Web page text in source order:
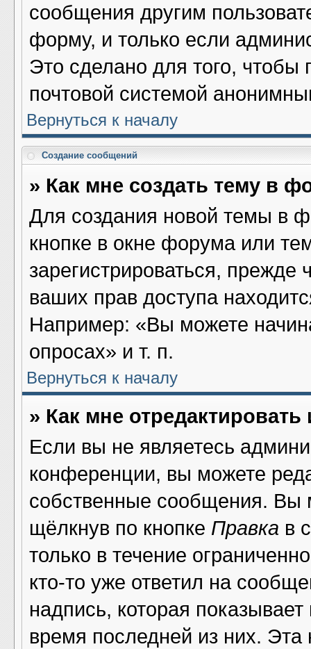
сообщения другим
форму, и только если
Это сделано для того, чтобы
почтовой системой
Вернуться к началу
Создание сообщений
» Как мне создать тему в
Для создания новой темы в
кнопке в окне форума или
зарегистрироваться,
ваших прав доступа
Например: «Вы можете
опросах» и т. п.
Вернуться к началу
» Как мне
Если вы не являетесь
конференции, вы можете
собственные сообщения. Вы
щёлкнув по кнопке Правка в
только в течение
кто-то уже ответил на
надпись, которая
время последней из них. Эта